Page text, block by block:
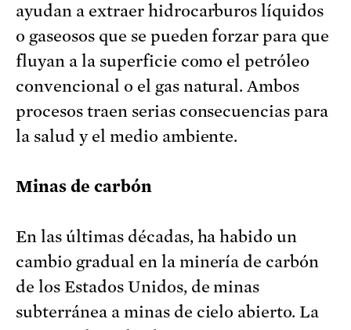
ayudan a extraer hidrocarburos líquidos
o gaseosos que se pueden forzar para que
fluyan a la superficie como el petróleo
convencional o el gas natural. Ambos
procesos traen serias consecuencias para
la salud y el medio ambiente.
Minas de carbón
En las últimas décadas, ha habido un
cambio gradual en la minería de carbón
de los Estados Unidos, de minas
subterránea a minas de cielo abierto. La